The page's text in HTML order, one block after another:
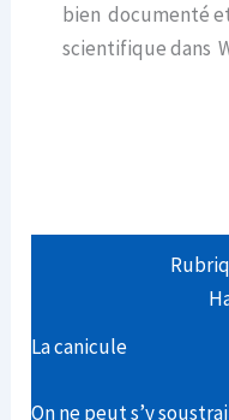
bien documenté
scientifique dans
La canicule
On ne peut s’y